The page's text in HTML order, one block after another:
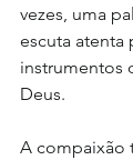
vezes, uma
escuta atenta
instrumentos
Deus.
A compaixão